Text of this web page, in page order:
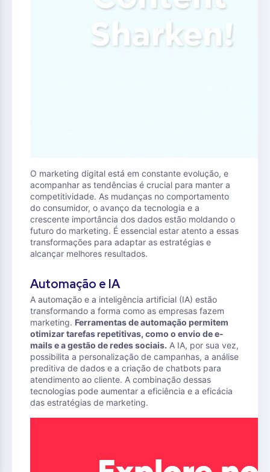
O marketing digital está em constante evolução, e
acompanhar as tendências é crucial para manter a
competitividade. As mudanças no comportamento
do consumidor, o avanço da tecnologia e a
crescente importância dos dados estão moldando o
futuro do marketing. É essencial estar atento a essas
transformações para adaptar as estratégias e
alcançar melhores resultados.
Automação e IA
A automação e a inteligência artificial (IA) estão
transformando a forma como as empresas fazem
marketing. Ferramentas de automação permitem
otimizar tarefas repetitivas, como o envio de e-
mails e a gestão de redes sociais. A IA, por sua vez,
possibilita a personalização de campanhas, a análise
preditiva de dados e a criação de chatbots para
atendimento ao cliente. A combinação dessas
tecnologias pode aumentar a eficiência e a eficácia
das estratégias de marketing.